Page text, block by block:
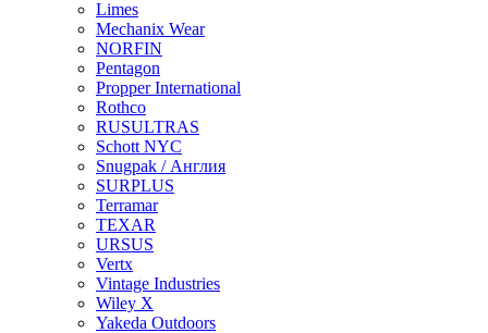
Limes
Mechanix Wear
NORFIN
Pentagon
Propper International
Rothco
RUSULTRAS
Schott NYC
Snugpak / Англия
SURPLUS
Terramar
TEXAR
URSUS
Vertx
Vintage Industries
Wiley X
Yakeda Outdoors